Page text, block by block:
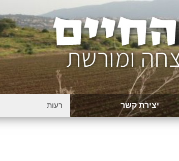
יצירת קשר